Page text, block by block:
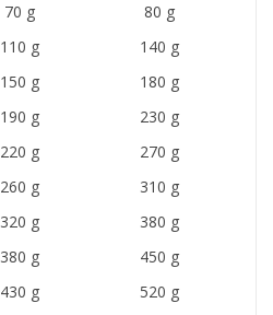
70 g
80 g
110 g
140 g
150 g
180 g
190 g
230 g
220 g
270 g
260 g
310 g
320 g
380 g
380 g
450 g
430 g
520 g